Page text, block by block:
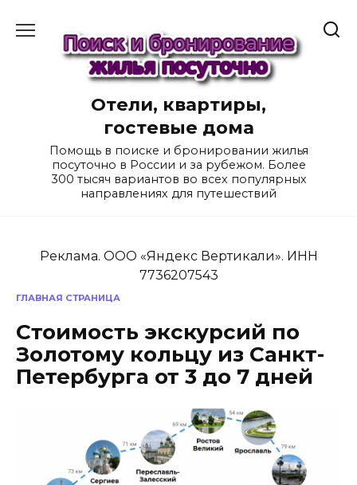
содержанию
Отели, квартиры,
гостевые дома
Помощь в поиске и бронировании жилья
посуточно в России и за рубежом. Более
300 тысяч вариантов во всех популярных
направлениях для путешествий
Реклама. ООО «Яндекс Вертикали». ИНН
7736207543
ГЛАВНАЯ СТРАНИЦА
Стоимость экскурсий по
Золотому кольцу из Санкт-
Петербурга от 3 до 7 дней